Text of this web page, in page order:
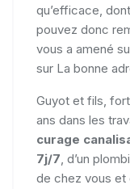
qu’efficace,
pouvez donc
vous a amené
sur La bonne
Guyot et fils,
ans dans les
curage
7j/7, d’un
de chez vous et